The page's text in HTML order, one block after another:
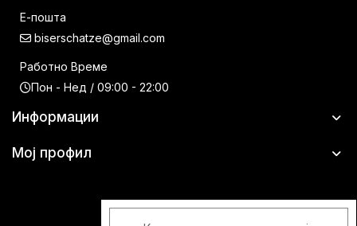
Е-пошта
biserschatze@gmail.com
Работно Време
Пон - Нед / 09:00 - 22:00
Информации
Мој профил